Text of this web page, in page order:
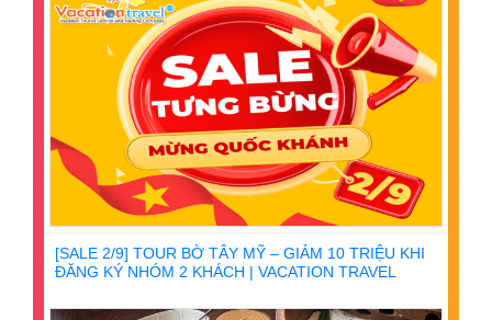
[SALE 2/9] TOUR BỜ TÂY MỸ – GIẢM 10 TRIỆU KHI
ĐĂNG KÝ NHÓM 2 KHÁCH | VACATION TRAVEL